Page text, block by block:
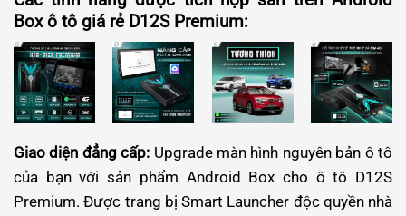
Box ô tô giá rẻ D12S Premium:
Giao diện đẳng cấp: Upgrade màn hình nguyên bản ô tô
của bạn với sản phẩm Android Box cho ô tô D12S
Premium. Được trang bị Smart Launcher độc quyền nhà